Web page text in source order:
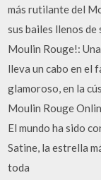
más rutilante del
sus bailes llenos de
Moulin Rouge!:
lleva un cabo en el
glamoroso, en la
Moulin Rouge
El mundo ha sido
Satine, la estrella
toda